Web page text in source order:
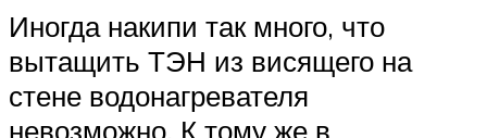
Иногда накипи так много, что
вытащить ТЭН из висящего на
стене водонагревателя
невозможно. К тому же в